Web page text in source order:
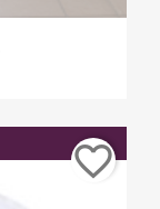
favorite_border